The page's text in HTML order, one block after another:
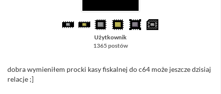
Użytkownik
1365 postów
dobra wymieniłem procki kasy fiskalnej do c64 może jeszcze dzisiaj
relacje ;]